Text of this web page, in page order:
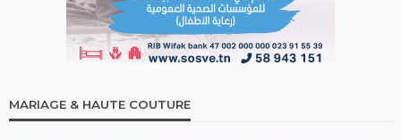
MARIAGE & HAUTE COUTURE